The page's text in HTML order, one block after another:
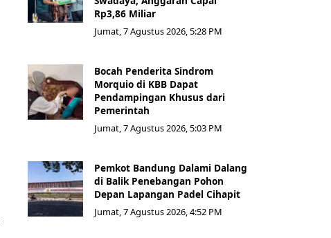
Rp3,86 Miliar
Jumat, 7 Agustus 2026, 5:28 PM
Bocah Penderita Sindrom
Morquio di KBB Dapat
Pendampingan Khusus dari
Pemerintah
Jumat, 7 Agustus 2026, 5:03 PM
Pemkot Bandung Dalami Dalang
di Balik Penebangan Pohon
Depan Lapangan Padel Cihapit
Jumat, 7 Agustus 2026, 4:52 PM